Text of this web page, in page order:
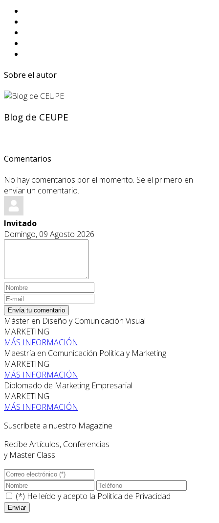
Sobre el autor
Blog de CEUPE
Comentarios
No hay comentarios por el momento. Se el primero en
enviar un comentario.
Invitado
Domingo, 09 Agosto 2026
Envía tu comentario
Máster en Diseño y Comunicación Visual
MARKETING
MÁS INFORMACIÓN
Maestría en Comunicación Política y Marketing
MARKETING
MÁS INFORMACIÓN
Diplomado de Marketing Empresarial
MARKETING
MÁS INFORMACIÓN
Suscríbete a nuestro Magazine
Recibe Artículos, Conferencias
y Master Class
(*) He leído y acepto la Politica de Privacidad